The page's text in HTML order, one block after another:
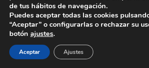
propagandístico
Javier Jordán de Urríes
Las vistas de puertos de España: Mariano
copista de Vernet
de tus hábitos de navegación.
Puedes aceptar todas las cookies
“Aceptar” o configurarlas o rechazar su
botón ajustes.
Aceptar Ajustes